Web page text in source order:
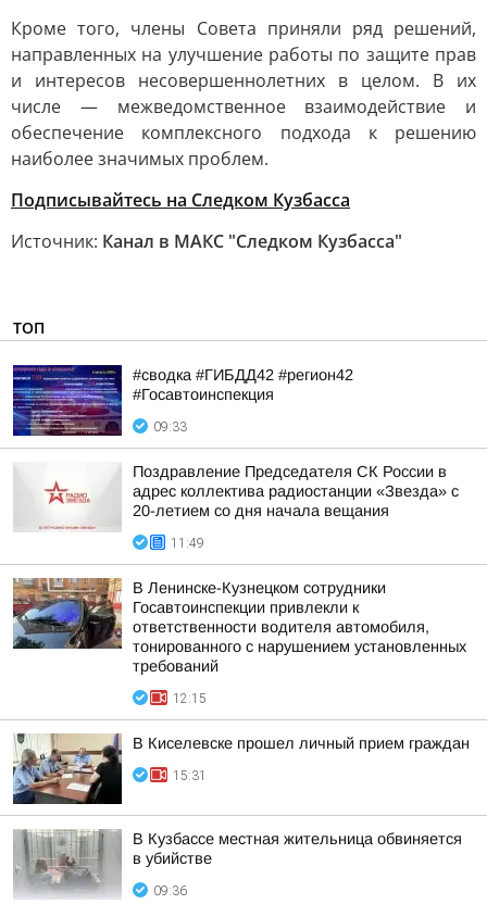
Кроме того, члены Совета приняли ряд решений,
направленных на улучшение работы по защите прав
и интересов несовершеннолетних в целом. В их
числе — межведомственное взаимодействие и
обеспечение комплексного подхода к решению
наиболее значимых проблем.
Подписывайтесь на Следком Кузбасса
Источник: Канал в МАКС "Следком Кузбасса"
ТОП
#сводка #ГИБДД42 #регион42
#Госавтоинспекция
09:33
Поздравление Председателя СК России в
адрес коллектива радиостанции «Звезда» с
20-летием со дня начала вещания
11:49
В Ленинске-Кузнецком сотрудники
Госавтоинспекции привлекли к
ответственности водителя автомобиля,
тонированного с нарушением установленных
требований
12:15
В Киселевске прошел личный прием граждан
15:31
В Кузбассе местная жительница обвиняется
в убийстве
09:36